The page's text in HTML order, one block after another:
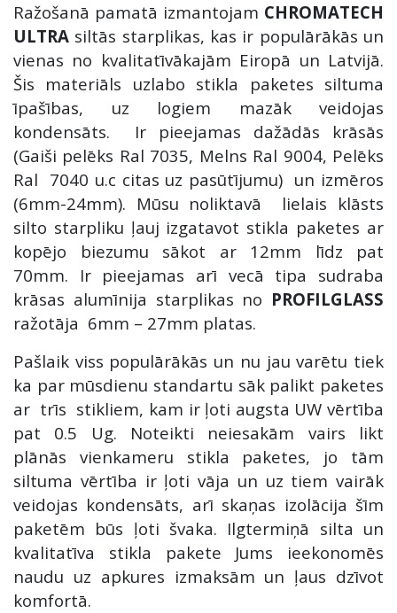
Ražošanā pamatā izmantojam CHROMATECH
ULTRA siltās starplikas, kas ir populārākās un
vienas no kvalitatīvākajām Eiropā un Latvijā.
Šis materiāls uzlabo stikla paketes siltuma
īpašības, uz logiem mazāk veidojas
kondensāts. Ir pieejamas dažādās krāsās
(Gaiši pelēks Ral 7035, Melns Ral 9004, Pelēks
Ral 7040 u.c citas uz pasūtījumu) un izmēros
(6mm-24mm). Mūsu noliktavā lielais klāsts
silto starpliku ļauj izgatavot stikla paketes ar
kopējo biezumu sākot ar 12mm līdz pat
70mm. Ir pieejamas arī vecā tipa sudraba
krāsas alumīnija starplikas no PROFILGLASS
ražotāja 6mm – 27mm platas.
Pašlaik viss populārākās un nu jau varētu tiek
ka par mūsdienu standartu sāk palikt paketes
ar trīs stikliem, kam ir ļoti augsta UW vērtība
pat 0.5 Ug. Noteikti neiesakām vairs likt
plānās vienkameru stikla paketes, jo tām
siltuma vērtība ir ļoti vāja un uz tiem vairāk
veidojas kondensāts, arī skaņas izolācija šīm
paketēm būs ļoti švaka. Ilgtermiņā silta un
kvalitatīva stikla pakete Jums ieekonomēs
naudu uz apkures izmaksām un ļaus dzīvot
komfortā.